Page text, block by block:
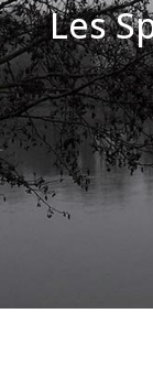
Les